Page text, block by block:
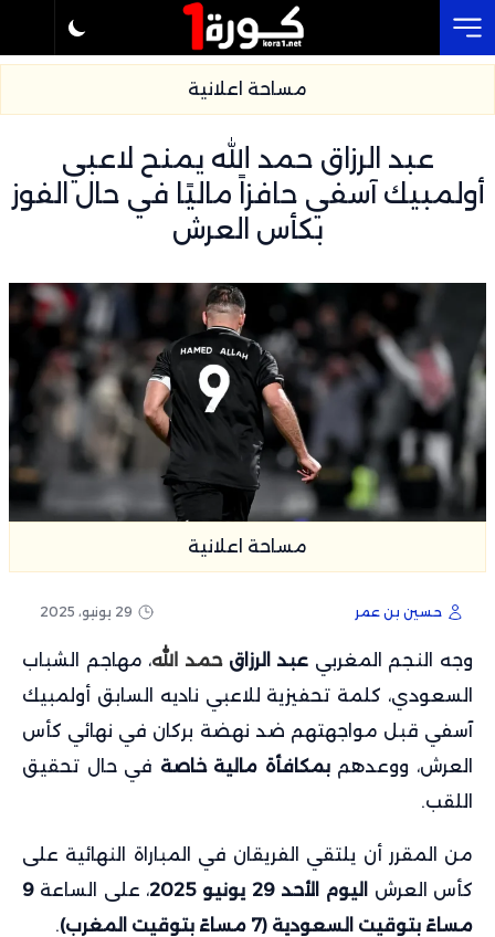
مساحة اعلانية
عبد الرزاق حمد الله يمنح لاعبي
أولمبيك آسفي حافزاً ماليًا في حال الفوز
بكأس العرش
مساحة اعلانية
حسين بن عمر 29 يونيو، 2025
وجه النجم المغربي عبد الرزاقحمد الله، مهاجم الشباب
السعودي، كلمة تحفيزية للاعبي ناديه السابق أولمبيك
آسفي قبل مواجهتهم ضد نهضة بركان في نهائي كأس
العرش، ووعدهمبمكافأة مالية خاصة في حال تحقيق
اللقب.
من المقرر أن يلتقي الفريقان في المباراة النهائية على
كأس العرش
اليوم الأحد 29 يونيو 2025 ، على الساعة 9
مساءً بتوقيت السعودية (7 مساءً بتوقيت المغرب)
.